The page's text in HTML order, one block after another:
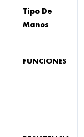
Tipo De
Manos
FUNCIONES